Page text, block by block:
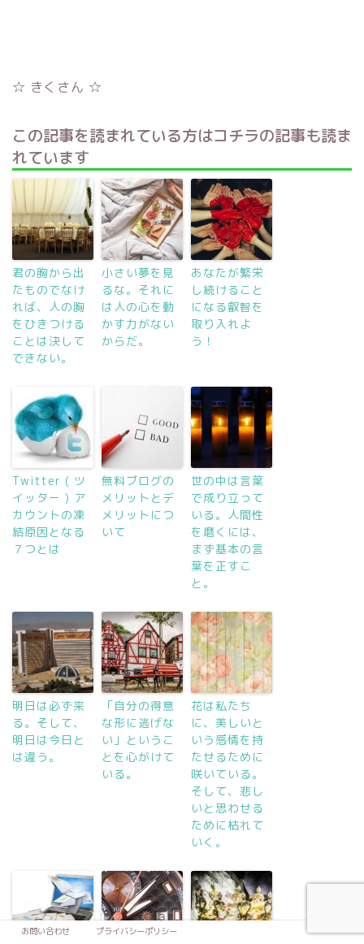
☆ きくさん ☆
この記事を読まれている方はコチラの記事も読ま
れています
君の胸から出
たものでなけ
れば、人の胸
をひきつける
ことは決して
できない。
小さい夢を見
るな。それに
は人の心を動
かす力がない
からだ。
あなたが繁栄
し続けること
になる叡智を
取り入れよ
う！
Twitter ( ツ
イッター ) ア
カウントの凍
結原因となる
７つとは
無料ブログの
メリットとデ
メリットにつ
いて
世の中は言葉
で成り立って
いる。人間性
を磨くには、
まず基本の言
葉を正すこ
と。
明日は必ず来
る。そして、
明日は今日と
は違う。
「自分の得意
な形に逃げな
い」というこ
とを心がけて
いる。
花は私たち
に、美しいと
いう感情を持
たせるために
咲いている。
そして、悲し
いと思わせる
ために枯れて
いく。
お問い合わせ プライバシーポリシー